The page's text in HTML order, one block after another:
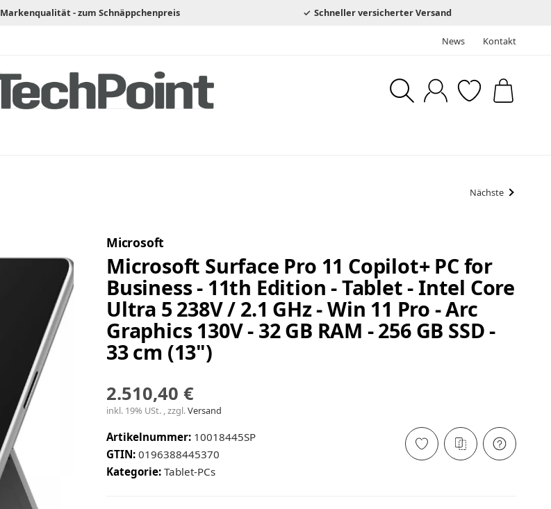
Markenqualität - zum Schnäppchenpreis Schneller versicherter Versand
News Kontakt
Nächste
Microsoft
Microsoft Surface Pro 11 Copilot+ PC for
Business - 11th Edition - Tablet - Intel Core
Ultra 5 238V / 2.1 GHz - Win 11 Pro - Arc
Graphics 130V - 32 GB RAM - 256 GB SSD -
33 cm (13")
2.510,40 €
inkl. 19% USt. , zzgl.Versand
Artikelnummer: 10018445SP
GTIN: 0196388445370
Kategorie: Tablet-PCs